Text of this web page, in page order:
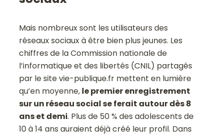
Mais nombreux sont les utilisateurs des
réseaux sociaux à être bien plus jeunes. Les
chiffres de la Commission nationale de
l’informatique et des libertés (CNIL) partagés
par le site vie-publique.fr mettent en lumière
qu’en moyenne, le premier enregistrement
sur un réseau social se ferait autour dès 8
ans et demi. Plus de 50 % des adolescents de
10 à 14 ans auraient déjà créé leur profil. Dans